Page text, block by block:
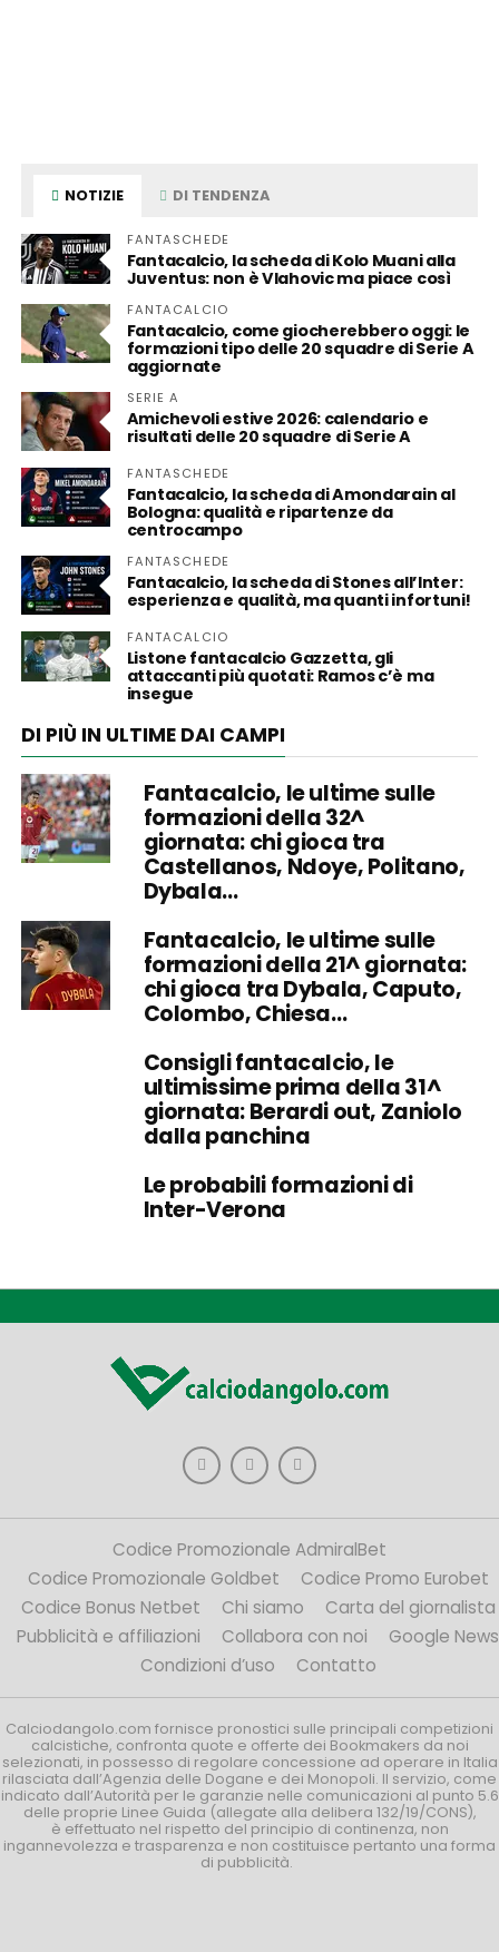
NOTIZIE DI TENDENZA
FANTASCHEDE
Fantacalcio, la scheda di Kolo Muani alla
Juventus: non è Vlahovic ma piace così
FANTACALCIO
Fantacalcio, come giocherebbero oggi: le
formazioni tipo delle 20 squadre di Serie A
aggiornate
SERIE A
Amichevoli estive 2026: calendario e
risultati delle 20 squadre di Serie A
FANTASCHEDE
Fantacalcio, la scheda di Amondarain al
Bologna: qualità e ripartenze da
centrocampo
FANTASCHEDE
Fantacalcio, la scheda di Stones all’Inter:
esperienza e qualità, ma quanti infortuni!
FANTACALCIO
Listone fantacalcio Gazzetta, gli
attaccanti più quotati: Ramos c’è ma
insegue
DI PIÙ IN ULTIME DAI CAMPI
Fantacalcio, le ultime sulle
formazioni della 32^
giornata: chi gioca tra
Castellanos, Ndoye, Politano,
Dybala…
Fantacalcio, le ultime sulle
formazioni della 21^ giornata:
chi gioca tra Dybala, Caputo,
Colombo, Chiesa…
Consigli fantacalcio, le
ultimissime prima della 31^
giornata: Berardi out, Zaniolo
dalla panchina
Le probabili formazioni di
Inter-Verona
Codice Promozionale AdmiralBet
Codice Promozionale Goldbet
Codice Promo Eurobet
Codice Bonus Netbet
Chi siamo
Carta del giornalista
Pubblicità e affiliazioni
Collabora con noi
Google News
Condizioni d’uso
Contatto
Calciodangolo.com fornisce pronostici sulle principali competizioni
calcistiche, confronta quote e offerte dei Bookmakers da noi
selezionati, in possesso di regolare concessione ad operare in Italia
rilasciata dall’Agenzia delle Dogane e dei Monopoli. Il servizio, come
indicato dall’Autorità per le garanzie nelle comunicazioni al punto 5.6
delle proprie Linee Guida (allegate alla delibera 132/19/CONS),
è effettuato nel rispetto del principio di continenza, non
ingannevolezza e trasparenza e non costituisce pertanto una forma
di pubblicità.